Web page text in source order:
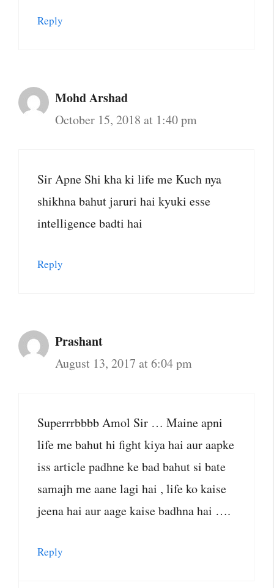
Reply
Mohd Arshad
October 15, 2018 at 1:40 pm
Sir Apne Shi kha ki life me Kuch nya
shikhna bahut jaruri hai kyuki esse
intelligence badti hai
Reply
Prashant
August 13, 2017 at 6:04 pm
Superrrbbbb Amol Sir … Maine apni
life me bahut hi fight kiya hai aur aapke
iss article padhne ke bad bahut si bate
samajh me aane lagi hai , life ko kaise
jeena hai aur aage kaise badhna hai ….
Reply